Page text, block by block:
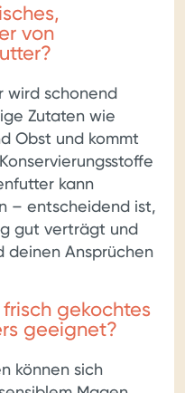
von
wird schonend
Zutaten wie
Obst und kommt
kann
– entscheidend ist,
gut verträgt und
deinen Ansprüchen
gekochtes
geeignet?
können sich